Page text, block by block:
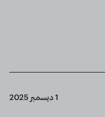
1 ديسمبر 2025